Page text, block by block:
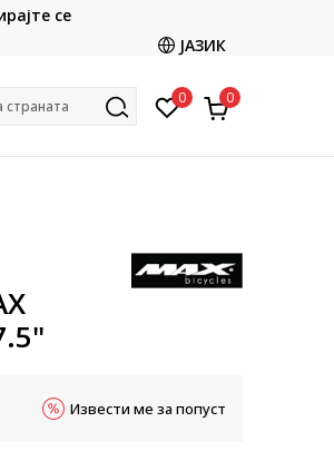
COLLECT
подигнете во продавницата
се
ЈАЗИК
страната 0 0
Извести ме за попуст